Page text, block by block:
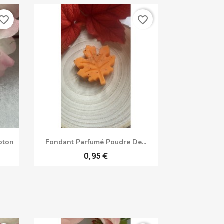
 Aperçu rapide
Fondant Parfumé Poudre De...
0,95 €
favorite_border